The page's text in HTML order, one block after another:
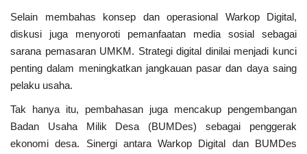
Selain membahas konsep dan operasional Warkop Digital,
diskusi juga menyoroti pemanfaatan media sosial sebagai
sarana pemasaran UMKM. Strategi digital dinilai menjadi kunci
penting dalam meningkatkan jangkauan pasar dan daya saing
pelaku usaha.
Tak hanya itu, pembahasan juga mencakup pengembangan
Badan Usaha Milik Desa (BUMDes) sebagai penggerak
ekonomi desa. Sinergi antara Warkop Digital dan BUMDes